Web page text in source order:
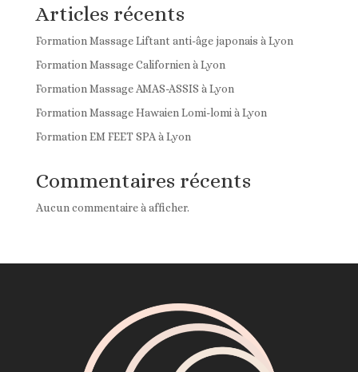
Articles récents
Formation Massage Liftant anti-âge japonais à Lyon
Formation Massage Californien à Lyon
Formation Massage AMAS-ASSIS à Lyon
Formation Massage Hawaien Lomi-lomi à Lyon
Formation EM FEET SPA à Lyon
Commentaires récents
Aucun commentaire à afficher.